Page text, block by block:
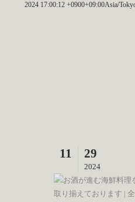
2024 17:00:12 +0900+09:00Asia/
11 29
2024